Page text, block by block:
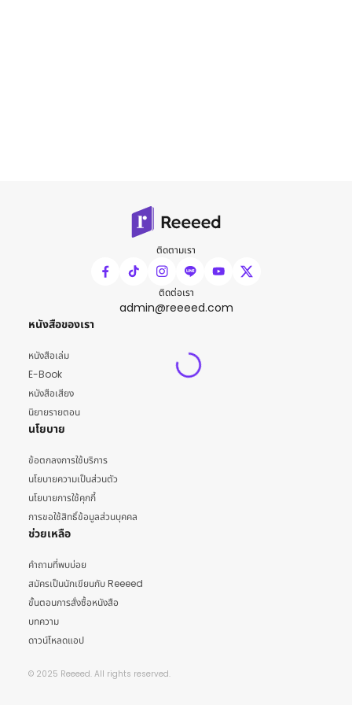
ติดตามเรา
ติดต่อเรา
admin@reeeed.com
หนังสือของเรา
หนังสือเล่ม
E-Book
หนังสือเสียง
นิยายรายตอน
นโยบาย
ข้อตกลงการใช้บริการ
นโยบายความเป็นส่วนตัว
นโยบายการใช้คุกกี้
การขอใช้สิทธิ์ข้อมูลส่วนบุคคล
ช่วยเหลือ
คำถามที่พบบ่อย
สมัครเป็นนักเขียนกับ Reeeed
ขั้นตอนการสั่งซื้อหนังสือ
บทความ
ดาวน์โหลดแอป
© 2025 Reeeed. All rights reserved.